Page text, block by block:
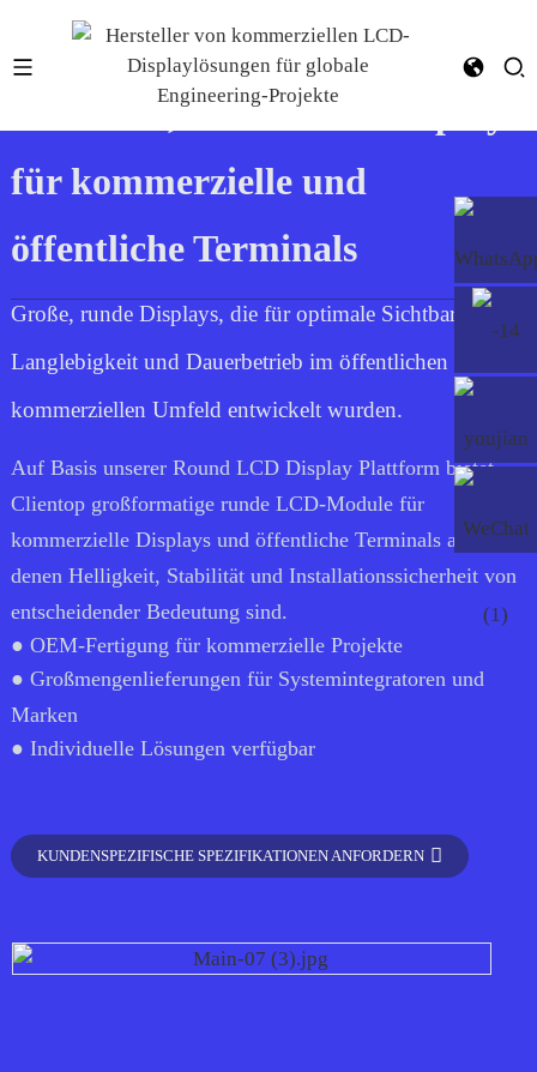
Runde 23,6-Zoll-LCD-Displays
für kommerzielle und
öffentliche Terminals
Große, runde Displays, die für optimale Sichtbarkeit,
Langlebigkeit und Dauerbetrieb im öffentlichen und
kommerziellen Umfeld entwickelt wurden.
Auf Basis unserer Round LCD Display Plattform bietet
Clientop großformatige runde LCD-Module für
kommerzielle Displays und öffentliche Terminals an, bei
denen Helligkeit, Stabilität und Installationssicherheit von
entscheidender Bedeutung sind.
● OEM-Fertigung für kommerzielle Projekte
● Großmengenlieferungen für Systemintegratoren und
Marken
● Individuelle Lösungen verfügbar
KUNDENSPEZIFISCHE SPEZIFIKATIONEN ANFORDERN